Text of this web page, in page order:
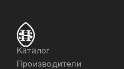
Каталог
Производители